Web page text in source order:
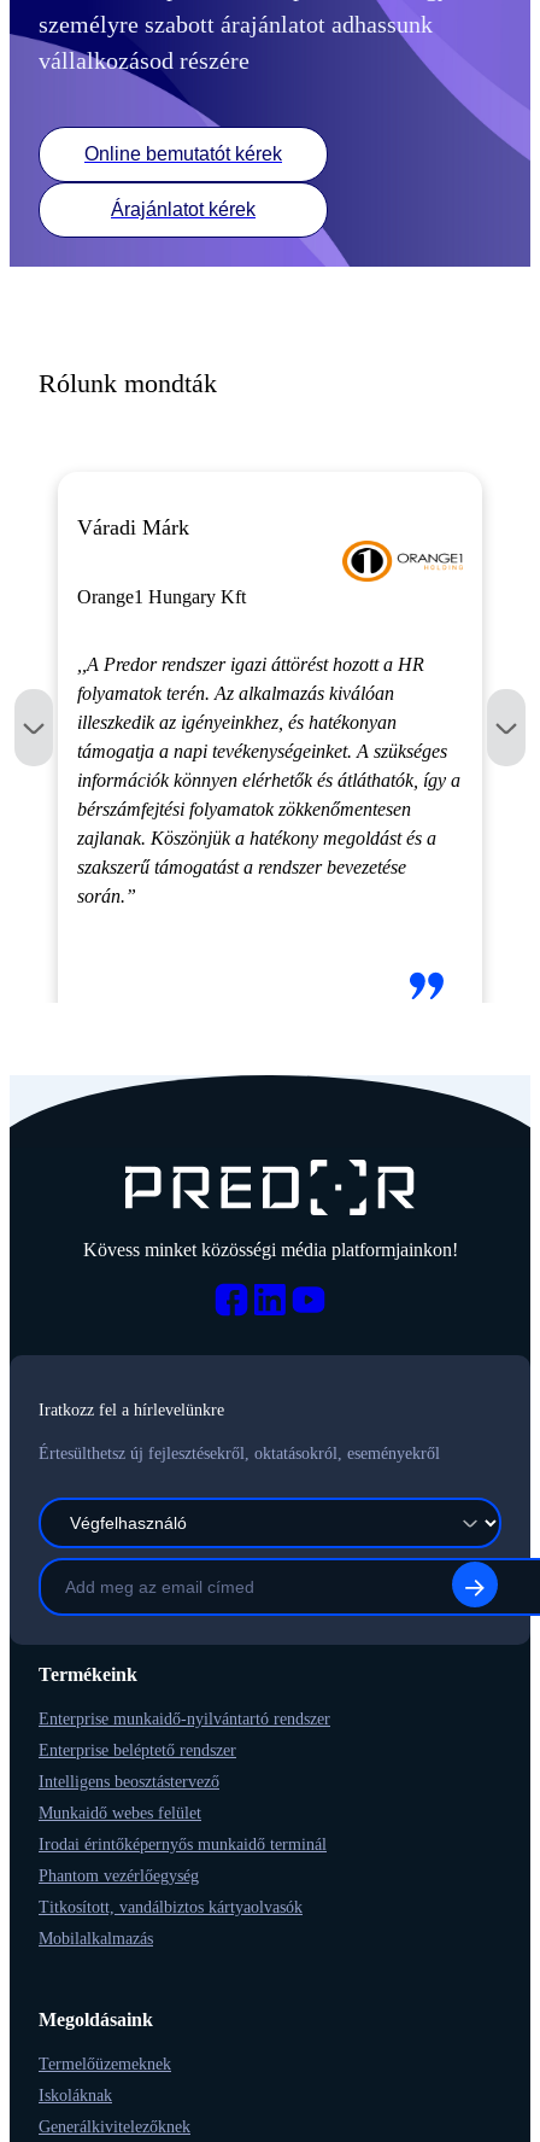
személyre szabott árajánlatot adhassunk
vállalkozásod részére
Online bemutatót kérek
Árajánlatot kérek
Rólunk mondták
Váradi Márk
Orange1 Hungary Kft
,,A Predor rendszer igazi áttörést hozott a HR
folyamatok terén. Az alkalmazás kiválóan
illeszkedik az igényeinkhez, és hatékonyan
támogatja a napi tevékenységeinket. A szükséges
információk könnyen elérhetők és átláthatók, így a
bérszámfejtési folyamatok zökkenőmentesen
zajlanak. Köszönjük a hatékony megoldást és a
szakszerű támogatást a rendszer bevezetése
során.”
Kövess minket közösségi média platformjainkon!
Termékeink
Enterprise munkaidő-nyilvántartó rendszer
Enterprise beléptető rendszer
Intelligens beosztástervező
Munkaidő webes felület
Irodai érintőképernyős munkaidő terminál
Phantom vezérlőegység
Titkosított, vandálbiztos kártyaolvasók
Mobilalkalmazás
Megoldásaink
Termelőüzemeknek
Iskoláknak
Generálkivitelezőknek
Iratkozz fel a hírlevelünkre
Értesülthetsz új fejlesztésekről, oktatásokról, eseményekről